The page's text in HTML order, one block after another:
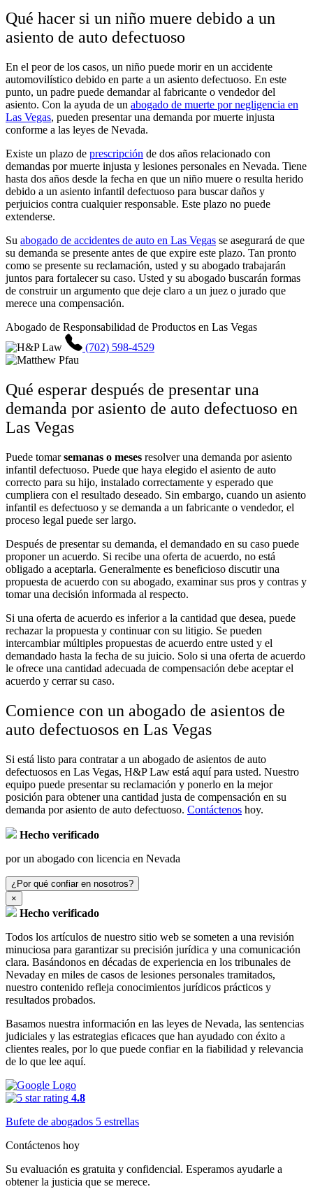
Qué hacer si un niño muere debido a un
asiento de auto defectuoso
En el peor de los casos, un niño puede morir en un accidente
automovilístico debido en parte a un asiento defectuoso. En este
punto, un padre puede demandar al fabricante o vendedor del
asiento. Con la ayuda de un abogado de muerte por negligencia en
Las Vegas, pueden presentar una demanda por muerte injusta
conforme a las leyes de Nevada.
Existe un plazo de prescripción de dos años relacionado con
demandas por muerte injusta y lesiones personales en Nevada. Tiene
hasta dos años desde la fecha en que un niño muere o resulta herido
debido a un asiento infantil defectuoso para buscar daños y
perjuicios contra cualquier responsable. Este plazo no puede
extenderse.
Su abogado de accidentes de auto en Las Vegas se asegurará de que
su demanda se presente antes de que expire este plazo. Tan pronto
como se presente su reclamación, usted y su abogado trabajarán
juntos para fortalecer su caso. Usted y su abogado buscarán formas
de construir un argumento que deje claro a un juez o jurado que
merece una compensación.
Abogado de Responsabilidad de Productos en Las Vegas
(702) 598-4529
Qué esperar después de presentar una
demanda por asiento de auto defectuoso en
Las Vegas
Puede tomarsemanas o meses resolver una demanda por asiento
infantil defectuoso. Puede que haya elegido el asiento de auto
correcto para su hijo, instalado correctamente y esperado que
cumpliera con el resultado deseado. Sin embargo, cuando un asiento
infantil es defectuoso y se demanda a un fabricante o vendedor, el
proceso legal puede ser largo.
Después de presentar su demanda, el demandado en su caso puede
proponer un acuerdo. Si recibe una oferta de acuerdo, no está
obligado a aceptarla. Generalmente es beneficioso discutir una
propuesta de acuerdo con su abogado, examinar sus pros y contras y
tomar una decisión informada al respecto.
Si una oferta de acuerdo es inferior a la cantidad que desea, puede
rechazar la propuesta y continuar con su litigio. Se pueden
intercambiar múltiples propuestas de acuerdo entre usted y el
demandado hasta la fecha de su juicio. Solo si una oferta de acuerdo
le ofrece una cantidad adecuada de compensación debe aceptar el
acuerdo y cerrar su caso.
Comience con un abogado de asientos de
auto defectuosos en Las Vegas
Si está listo para contratar a un abogado de asientos de auto
defectuosos en Las Vegas, H&P Law está aquí para usted. Nuestro
equipo puede presentar su reclamación y ponerlo en la mejor
posición para obtener una cantidad justa de compensación en su
demanda por asiento de auto defectuoso. Contáctenos hoy.
Hecho verificado
por un abogado con licencia en Nevada
¿Por qué confiar en nosotros?
×
Hecho verificado
Todos los artículos de nuestro sitio web se someten a una revisión
minuciosa para garantizar su precisión jurídica y una comunicación
clara. Basándonos en décadas de experiencia en los tribunales de
Nevaday en miles de casos de lesiones personales tramitados,
nuestro contenido refleja conocimientos jurídicos prácticos y
resultados probados.
Basamos nuestra información en las leyes de Nevada, las sentencias
judiciales y las estrategias eficaces que han ayudado con éxito a
clientes reales, por lo que puede confiar en la fiabilidad y relevancia
de lo que lee aquí.
4.8
Bufete de abogados 5 estrellas
Contáctenos hoy
Su evaluación es gratuita y confidencial. Esperamos ayudarle a
obtener la justicia que se merece.